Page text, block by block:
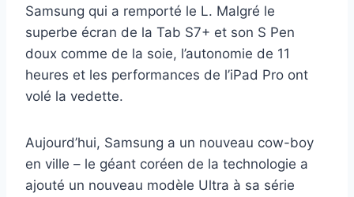
Samsung qui a remporté le L. Malgré le
superbe écran de la Tab S7+ et son S Pen
doux comme de la soie, l’autonomie de 11
heures et les performances de l’iPad Pro ont
volé la vedette.
Aujourd’hui, Samsung a un nouveau cow-boy
en ville – le géant coréen de la technologie a
ajouté un nouveau modèle Ultra à sa série